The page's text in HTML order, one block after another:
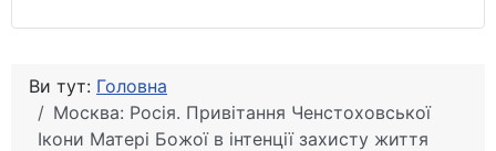
Ви тут: Головна
Москва: Росія. Привітання Ченстоховської
Ікони Матері Божої в інтенції захисту життя